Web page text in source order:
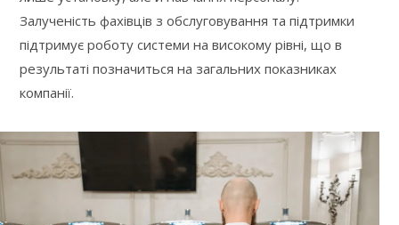
Залученість фахівців з обслуговування та підтримки
підтримує роботу системи на високому рівні, що в
результаті позначиться на загальних показниках
компанії.